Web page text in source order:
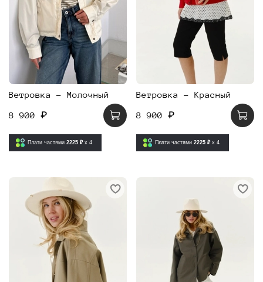
Ветровка - Молочный
8 900 ₽
Плати частями 2225 ₽ x 4
Ветровка - Красный
8 900 ₽
Плати частями 2225 ₽ x 4